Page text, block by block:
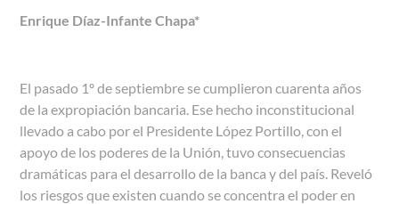
Enrique Díaz-Infante Chapa*
El pasado 1º de septiembre se cumplieron cuarenta años
de la expropiación bancaria. Ese hecho inconstitucional
llevado a cabo por el Presidente López Portillo, con el
apoyo de los poderes de la Unión, tuvo consecuencias
dramáticas para el desarrollo de la banca y del país. Reveló
los riesgos que existen cuando se concentra el poder en